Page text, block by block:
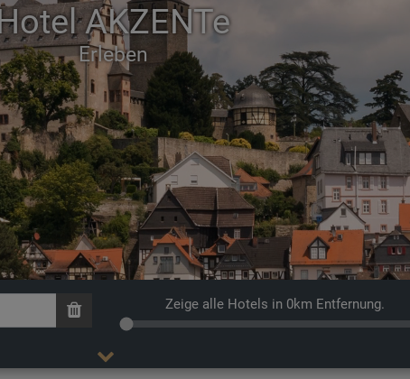
AKZENTe
Zeige alle Hotels in 0km Entfernung.